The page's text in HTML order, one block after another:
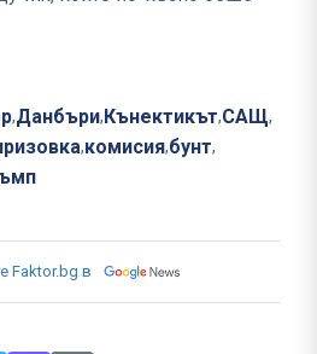
,Данбъри,Кънектикът,САЩ,
,комисия,бунт,
Faktor.bg в